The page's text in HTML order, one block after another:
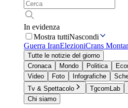
In evidenza
Mostra tuttiNascondi
Guerra IranElezioniCrans
Tutte le notizie del giorno
Cronaca
Mondo Politica
Video
Foto Infografiche
Tv & Spettacolo
TgcomLab
Chi siamo